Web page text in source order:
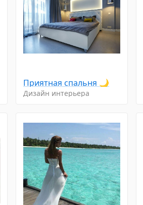
Приятная спальня 🌙
Дизайн интерьера